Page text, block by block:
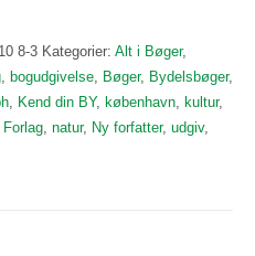
8-3 Kategorier: Alt i Bøger,
, bogudgivelse, Bøger, Bydelsbøger,
, Kend din BY, københavn, kultur,
Forlag, natur, Ny forfatter, udgiv,